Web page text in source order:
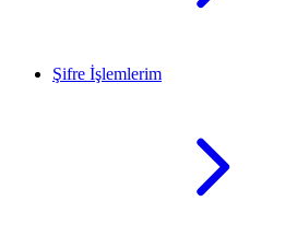
Şifre İşlemlerim